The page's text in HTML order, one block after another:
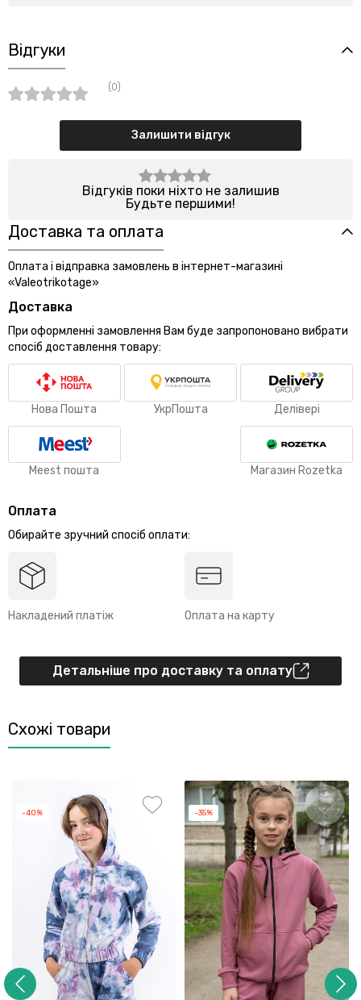
Відгуки
(0)
Залишити відгук
Відгуків поки ніхто не залишив
Будьте першими!
Доставка та оплата
Оплата і відправка замовлень в інтернет-магазині
«Valeotrikotage»
Доставка
При оформленні замовлення Вам буде запропоновано вибрати
спосіб доставлення товару:
Нова Пошта УкрПошта Делівері
Meest пошта Магазин Rozetka
Оплата
Обирайте зручний спосіб оплати:
Накладений платіж Оплата на карту
Детальніше про доставку та оплату
Схожі товари
-40% -35%